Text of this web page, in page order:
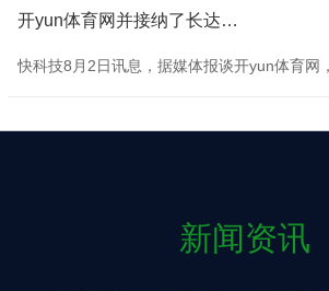
开yun体育网并接纳了长达四个多小时的深度专访-开云官网kaiyun皇马赞助商 「中国」官方网站 登录入口
新闻资讯